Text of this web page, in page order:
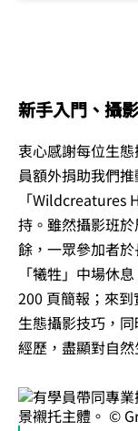
新手入門、攝
衷心感謝每位生
員額外捐助我們
「Wildcreatures
持。雖然攝影班
餘，一眾參加者
「犧牲」中場休
200 頁簡報；來
生態攝影技巧，
經歷，盡顯對自然